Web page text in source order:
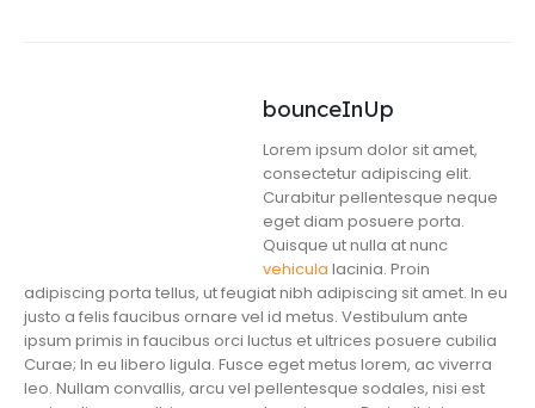
bounceInUp
Lorem ipsum dolor sit amet,
consectetur adipiscing elit.
Curabitur pellentesque neque
eget diam posuere porta.
Quisque ut nulla at nunc
vehicula lacinia. Proin
adipiscing porta tellus, ut feugiat nibh adipiscing sit amet. In eu
justo a felis faucibus ornare vel id metus. Vestibulum ante
ipsum primis in faucibus orci luctus et ultrices posuere cubilia
Curae; In eu libero ligula. Fusce eget metus lorem, ac viverra
leo. Nullam convallis, arcu vel pellentesque sodales, nisi est